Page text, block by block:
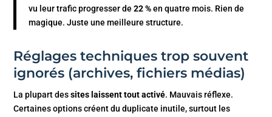
vu leur trafic progresser de22 %en quatre mois. Rien de
magique. Juste une meilleure structure.
Réglages techniques trop souvent
ignorés (archives, fichiers médias)
La plupart dessites laissent tout activé. Mauvais réflexe.
Certaines options créent du duplicate inutile, surtout les